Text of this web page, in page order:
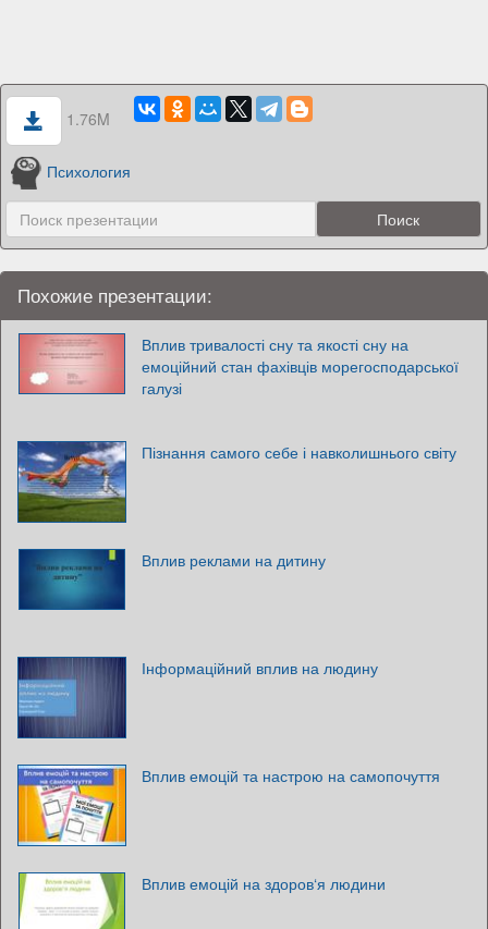
1.76M
Психология
Похожие презентации:
Вплив тривалості сну та якості сну на
емоційний стан фахівців морегосподарської
галузі
Пізнання самого себе і навколишнього світу
Вплив реклами на дитину
Інформаційний вплив на людину
Вплив емоцій та настрою на самопочуття
Вплив емоцій на здоров‘я людини